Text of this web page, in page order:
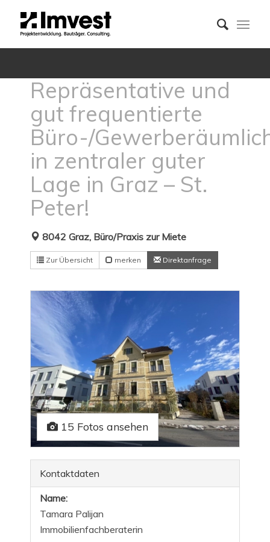
Repräsentative und
gut frequentierte
Büro-/
in zentraler guter
Lage in Graz – St.
Peter!
8042 Graz, Büro/Praxis zur Miete
Zur Übersicht merken Direktanfrage
15 Fotos ansehen
Kontaktdaten
Name:
Tamara Palijan
Immobilienfachberaterin